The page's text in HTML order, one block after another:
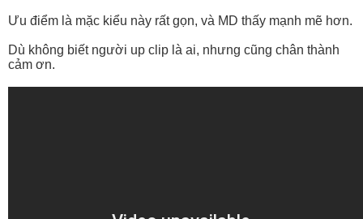
Ưu điểm là mặc kiểu này rất gọn, và MD thấy mạnh mẽ hơn.
Dù không biết người up clip là ai, nhưng cũng chân thành
cảm ơn.